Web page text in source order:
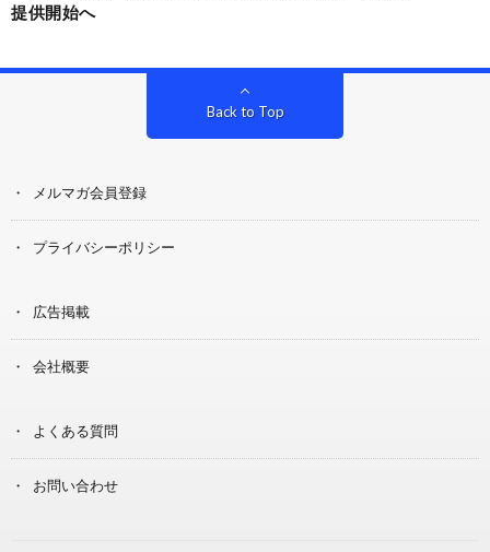
提供開始へ
Back to Top
メルマガ会員登録
プライバシーポリシー
広告掲載
会社概要
よくある質問
お問い合わせ